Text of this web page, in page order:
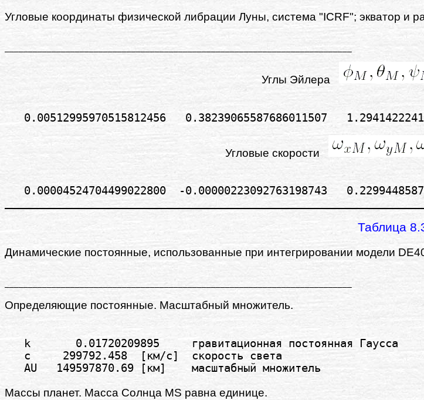
Угловые координаты физической либрации Луны, система "ICRF"; экватор и
Углы Эйлера
Угловые скорости
0.00004524704499022800  -0.00000223092763198743
Таблица
Динамические постоянные, использованные при интегрировании модели
Определяющие постоянные. Масштабный множитель.
k       0.01720209895     гравитационная постоянная
   c     299792.458  [км/с]  скорость света
Массы планет. Масса Солнца MS равна единице.